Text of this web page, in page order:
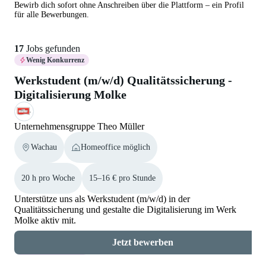
Bewirb dich sofort ohne Anschreiben über die Plattform – ein Profil
für alle Bewerbungen.
17 Jobs gefunden
Wenig Konkurrenz
Werkstudent (m/w/d) Qualitätssicherung -
Digitalisierung Molke
Unternehmensgruppe Theo Müller
Wachau Homeoffice möglich
20 h pro Woche 15–16 € pro Stunde
Unterstütze uns als Werkstudent (m/w/d) in der
Qualitätssicherung und gestalte die Digitalisierung im Werk
Molke aktiv mit.
Jetzt bewerben